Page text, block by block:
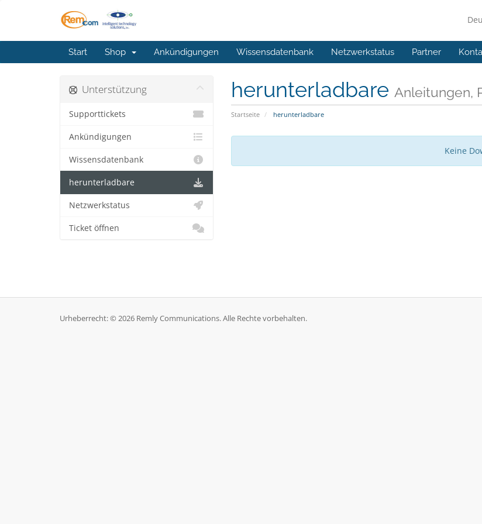
Start Shop Ankündigungen Wissensdatenbank Netzwerkstatus Partner
herunterladbare Anleitungen,
Startseite herunterladbare
Keine
Unterstützung
Supporttickets
Ankündigungen
Wissensdatenbank
herunterladbare
Netzwerkstatus
Ticket öffnen
Urheberrecht: © 2026 Remly Communications. Alle Rechte vorbehalten.